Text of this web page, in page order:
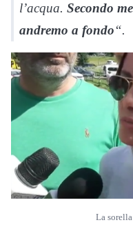
l’acqua. Secondo
andremo a fondo“.
La